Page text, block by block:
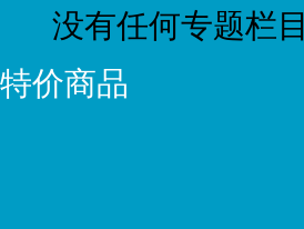
没有任何专题栏目
特价商品